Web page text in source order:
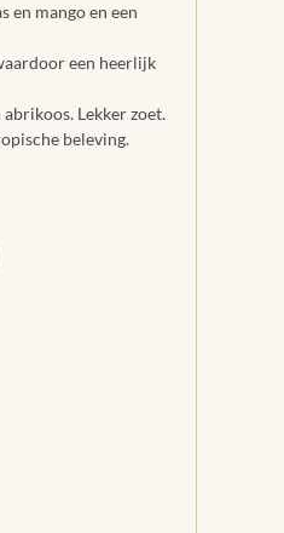
en mango en een
een heerlijk
Lekker zoet.
beleving.